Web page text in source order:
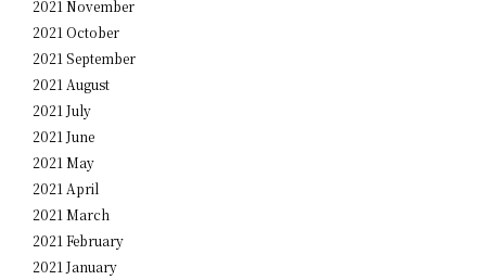
2021 November
2021 October
2021 September
2021 August
2021 July
2021 June
2021 May
2021 April
2021 March
2021 February
2021 January